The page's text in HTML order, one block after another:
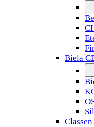
Biela
Classen